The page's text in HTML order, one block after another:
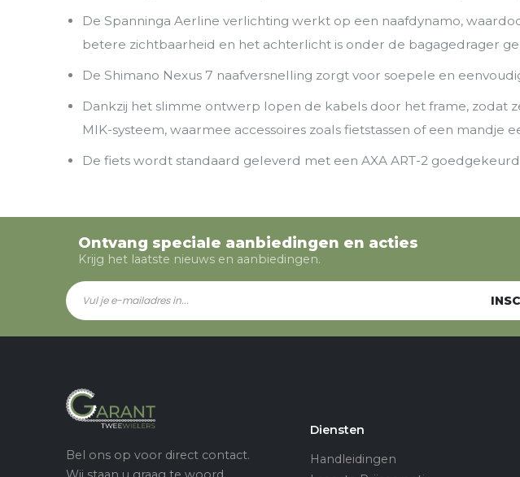
De Spanninga Aerline verlichting werkt op een naafdynamo,
betere zichtbaarheid en het achterlicht is onder de bagagedrager
De Shimano Nexus 7 naafversnelling zorgt voor soepele en
Dankzij het slimme ontwerp lopen de kabels door het frame, zodat
MIK-systeem, waarmee accessoires zoals fietstassen of een mandje
De fiets wordt standaard geleverd met een AXA ART-2
Ontvang speciale aanbiedingen en acties
Krijg het laatste nieuws en aanbiedingen.
Bel ons op voor direct contact.
Diensten
Handleidingen